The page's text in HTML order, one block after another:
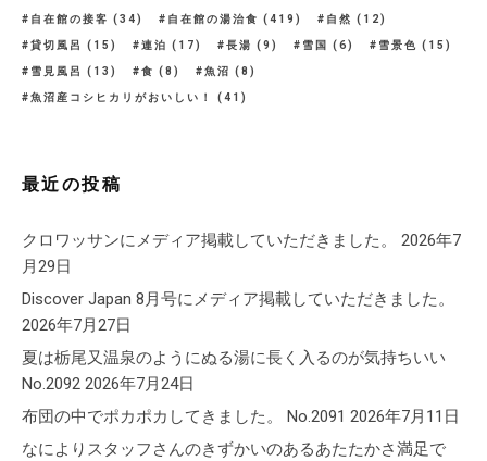
自在館の接客 (34) 自在館の湯治食 (419) 自然 (12)
貸切風呂 (15) 連泊 (17) 長湯 (9) 雪国 (6) 雪景色 (15)
雪見風呂 (13) 食 (8) 魚沼 (8)
魚沼産コシヒカリがおいしい！ (41)
最近の投稿
クロワッサンにメディア掲載していただきました。
2026年7
月29日
Discover Japan 8月号にメディア掲載していただきました。
2026年7月27日
夏は栃尾又温泉のようにぬる湯に長く入るのが気持ちいい
No.2092 2026年7月24日
布団の中でポカポカしてきました。 No.2091 2026年7月11日
なによりスタッフさんのきずかいのあるあたたかさ満足で